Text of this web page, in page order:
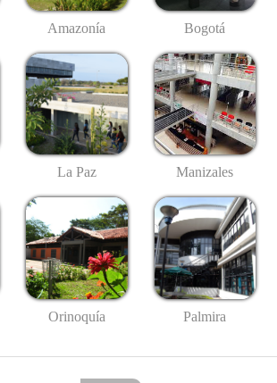
Amazonía Bogotá
La Paz Manizales
Orinoquía Palmira